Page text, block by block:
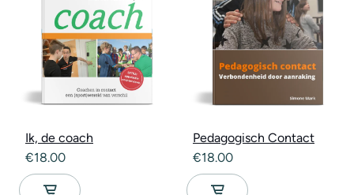
Ik, de coach
€18.00
Pedagogisch Contact
€18.00